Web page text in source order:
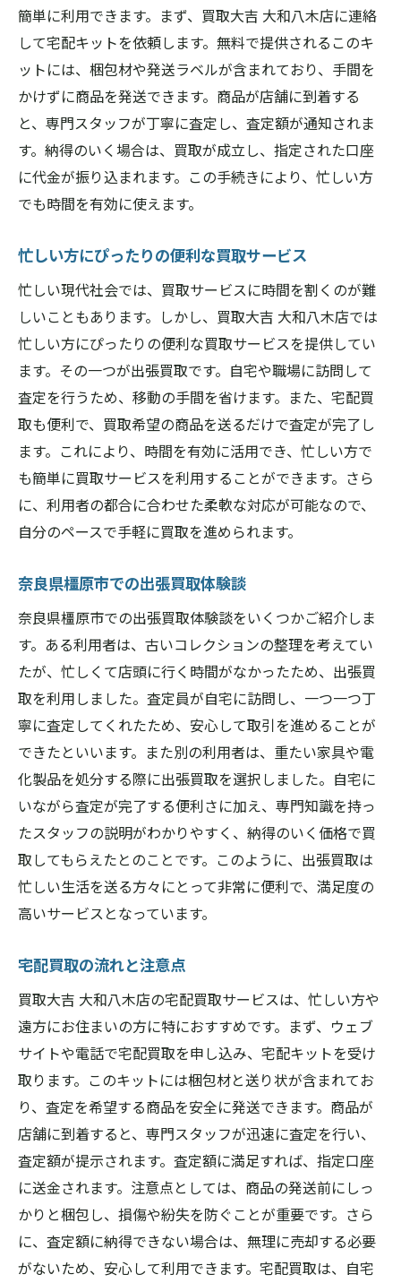
簡単に利用できます。まず、買取大吉 大和八木店に連絡
して宅配キットを依頼します。無料で提供されるこのキ
ットには、梱包材や発送ラベルが含まれており、手間を
かけずに商品を発送できます。商品が店舗に到着する
と、専門スタッフが丁寧に査定し、査定額が通知されま
す。納得のいく場合は、買取が成立し、指定された口座
に代金が振り込まれます。この手続きにより、忙しい方
でも時間を有効に使えます。
忙しい方にぴったりの便利な買取サービス
忙しい現代社会では、買取サービスに時間を割くのが難
しいこともあります。しかし、買取大吉 大和八木店では
忙しい方にぴったりの便利な買取サービスを提供してい
ます。その一つが出張買取です。自宅や職場に訪問して
査定を行うため、移動の手間を省けます。また、宅配買
取も便利で、買取希望の商品を送るだけで査定が完了し
ます。これにより、時間を有効に活用でき、忙しい方で
も簡単に買取サービスを利用することができます。さら
に、利用者の都合に合わせた柔軟な対応が可能なので、
自分のペースで手軽に買取を進められます。
奈良県橿原市での出張買取体験談
奈良県橿原市での出張買取体験談をいくつかご紹介しま
す。ある利用者は、古いコレクションの整理を考えてい
たが、忙しくて店頭に行く時間がなかったため、出張買
取を利用しました。査定員が自宅に訪問し、一つ一つ丁
寧に査定してくれたため、安心して取引を進めることが
できたといいます。また別の利用者は、重たい家具や電
化製品を処分する際に出張買取を選択しました。自宅に
いながら査定が完了する便利さに加え、専門知識を持っ
たスタッフの説明がわかりやすく、納得のいく価格で買
取してもらえたとのことです。このように、出張買取は
忙しい生活を送る方々にとって非常に便利で、満足度の
高いサービスとなっています。
宅配買取の流れと注意点
買取大吉 大和八木店の宅配買取サービスは、忙しい方や
遠方にお住まいの方に特におすすめです。まず、ウェブ
サイトや電話で宅配買取を申し込み、宅配キットを受け
取ります。このキットには梱包材と送り状が含まれてお
り、査定を希望する商品を安全に発送できます。商品が
店舗に到着すると、専門スタッフが迅速に査定を行い、
査定額が提示されます。査定額に満足すれば、指定口座
に送金されます。注意点としては、商品の発送前にしっ
かりと梱包し、損傷や紛失を防ぐことが重要です。さら
に、査定額に納得できない場合は、無理に売却する必要
がないため、安心して利用できます。宅配買取は、自宅